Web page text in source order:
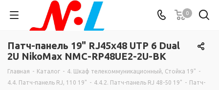
0
Патч-панель 19" RJ45х48 UTP 6 Dual
2U NikoMax NMC-RP48UE2-2U-BK
Главная - Каталог - 4. Шкаф телекоммуникационный, Стойка 19" -
4.4. Патч-панель RJ, 110 19" - 4.4.2. Патч-панель RJ 48-50 19" - Патч-